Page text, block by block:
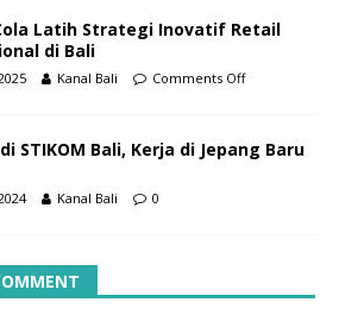
Latih Strategi Inovatif Retail
di Bali
Kanal Bali Comments Off
STIKOM Bali, Kerja di Jepang Baru
Kanal Bali 0